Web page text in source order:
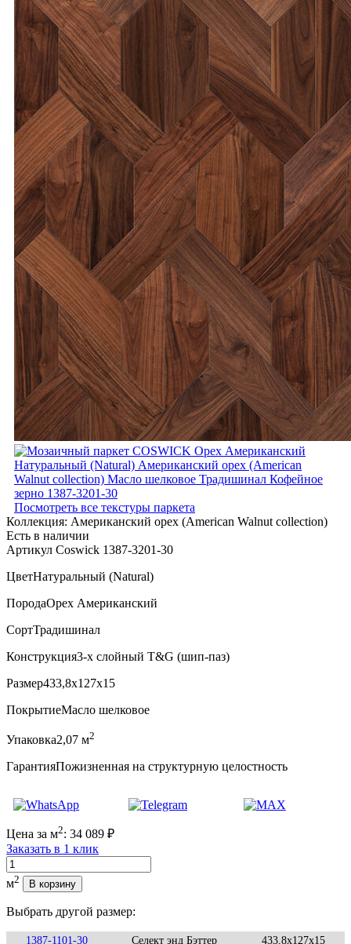
Посмотреть все текстуры паркета
Коллекция: Американский орех (American Walnut collection)
Есть в наличии
Артикул Coswick 1387-3201-30
ЦветНатуральный (Natural)
ПородаОрех Американский
СортТрадишинал
Конструкция3-х слойный T&G (шип-паз)
Размер433,8x127x15
ПокрытиеМасло шелковое
Упаковка2,07 м2
ГарантияПожизненная на структурную целостность
Цена за м2: 34 089 ₽
Заказать в 1 клик
Количество
м2 В корзину
Выбрать другой размер:
1387-1101-30 Селект энд Бэттер 433,8x127x15